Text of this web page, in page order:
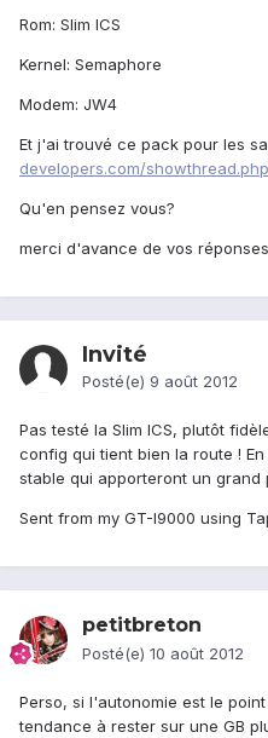
Rom: Slim ICS
Kernel: Semaphore
Modem: JW4
Et j'ai trouvé ce pack pour les
developers.com/
Qu'en pensez vous?
merci d'avance de vos réponses
Invité
Posté(e) 9 août 2012
Pas testé la Slim ICS, plutôt
config qui tient bien la route !
stable qui apporteront un grand
Sent from my GT-I9000 using
petitbreton
Posté(e) 10 août 2012
Perso, si l'autonomie est le
tendance à rester sur une GB